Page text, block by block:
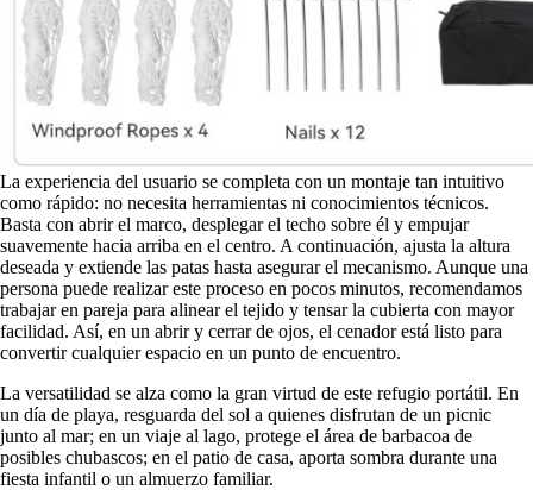
La experiencia del usuario se completa con un montaje tan intuitivo
como rápido: no necesita herramientas ni conocimientos técnicos.
Basta con abrir el marco, desplegar el techo sobre él y empujar
suavemente hacia arriba en el centro. A continuación, ajusta la altura
deseada y extiende las patas hasta asegurar el mecanismo. Aunque una
persona puede realizar este proceso en pocos minutos, recomendamos
trabajar en pareja para alinear el tejido y tensar la cubierta con mayor
facilidad. Así, en un abrir y cerrar de ojos, el cenador está listo para
convertir cualquier espacio en un punto de encuentro.
La versatilidad se alza como la gran virtud de este refugio portátil. En
un día de playa, resguarda del sol a quienes disfrutan de un picnic
junto al mar; en un viaje al lago, protege el área de barbacoa de
posibles chubascos; en el patio de casa, aporta sombra durante una
fiesta infantil o un almuerzo familiar.